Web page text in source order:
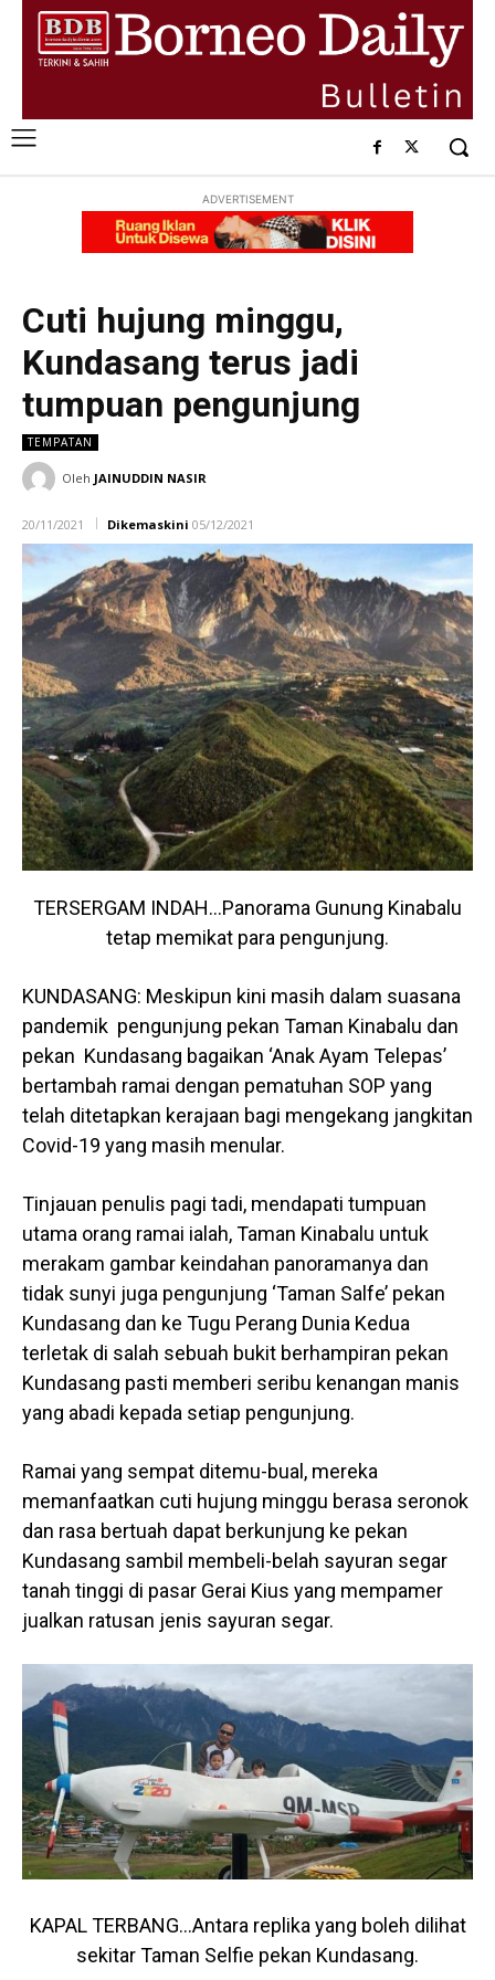
ADVERTISEMENT
Cuti hujung minggu,
Kundasang terus jadi
tumpuan pengunjung
TEMPATAN
Oleh JAINUDDIN NASIR
20/11/2021 Dikemaskini 05/12/2021
TERSERGAM INDAH…Panorama Gunung Kinabalu
tetap memikat para pengunjung.
KUNDASANG: Meskipun kini masih dalam suasana
pandemik pengunjung pekan Taman Kinabalu dan
pekan Kundasang bagaikan ‘Anak Ayam Telepas’
bertambah ramai dengan pematuhan SOP yang
telah ditetapkan kerajaan bagi mengekang jangkitan
Covid-19 yang masih menular.
Tinjauan penulis pagi tadi, mendapati tumpuan
utama orang ramai ialah, Taman Kinabalu untuk
merakam gambar keindahan panoramanya dan
tidak sunyi juga pengunjung ‘Taman Salfe’ pekan
Kundasang dan ke Tugu Perang Dunia Kedua
terletak di salah sebuah bukit berhampiran pekan
Kundasang pasti memberi seribu kenangan manis
yang abadi kepada setiap pengunjung.
Ramai yang sempat ditemu-bual, mereka
memanfaatkan cuti hujung minggu berasa seronok
dan rasa bertuah dapat berkunjung ke pekan
Kundasang sambil membeli-belah sayuran segar
tanah tinggi di pasar Gerai Kius yang mempamer
jualkan ratusan jenis sayuran segar.
KAPAL TERBANG…Antara replika yang boleh dilihat
sekitar Taman Selfie pekan Kundasang.